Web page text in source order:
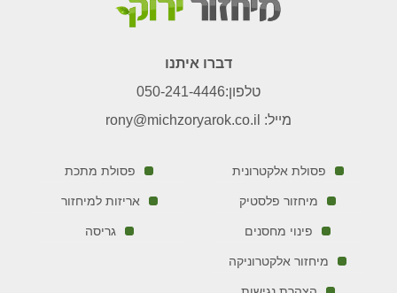
דברו איתנו
טלפון:050-241-4446
מייל: rony@michzoryarok.co.il
פסולת אלקטרונית
מיחזור פלסטיק
פינוי מחסנים
מיחזור אלקטרוניקה
פסולת מתכת
אריזות למיחזור
גריסה